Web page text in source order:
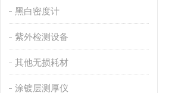
黑白密度计
紫外检测设备
其他无损耗材
涂镀层测厚仪